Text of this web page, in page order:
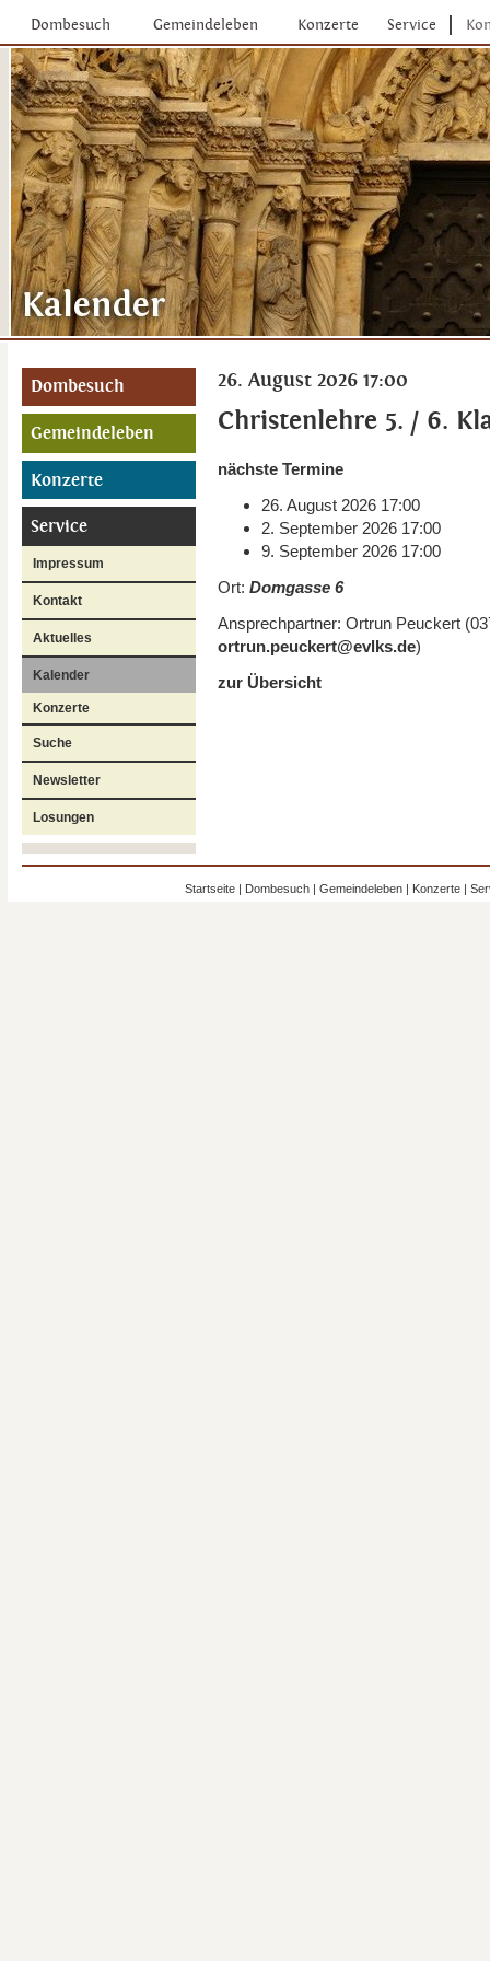
Dombesuch Gemeindeleben Konzerte Service
Dombesuch
Gemeindeleben
Konzerte
Service
Impressum
Kontakt
Aktuelles
Kalender
Konzerte
Suche
Newsletter
Losungen
26. August 2026 17:00
Christenlehre 5. / 6.
nächste Termine
26. August 2026 17:00
2. September 2026 17:00
9. September 2026 17:00
Ort: Domgasse 6
Ansprechpartner: Ortrun Peuckert (
ortrun.peuckert@evlks.de)
zur Übersicht
Startseite | Dombesuch | Gemeindeleben | Konzerte |